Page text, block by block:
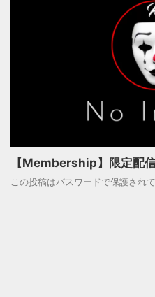
【Membership】限定配
この投稿はパスワードで保護され